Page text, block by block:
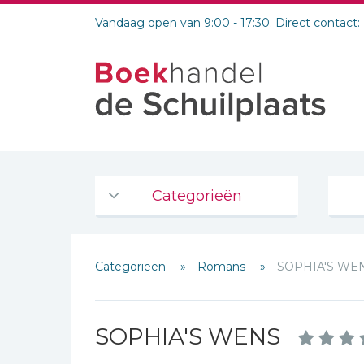
Vandaag open van 9:00 - 17:30. Direct contact:
Categorieën
De Bijbel
Bijbelse Dagboeken 2026
Bijbelstudie groepen
Categorieën Romans SOPHIA'S
SOPHIA'S WENS